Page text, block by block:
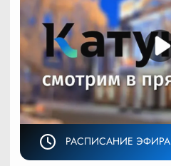
РАСПИСАНИЕ ЭФИРА